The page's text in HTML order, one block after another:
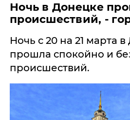
Ночь в Донецке
происшествий, -
​Ночь c 20 на 21 марта
прошла спокойно и
происшествий.